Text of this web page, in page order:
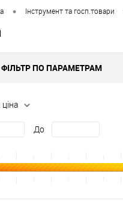
• Інструмент та госп.товари
ФІЛЬТР ПО ПАРАМЕТРАМ
До